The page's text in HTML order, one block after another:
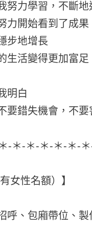
努力學習，不斷地
力開始看到了成果
步地增長
生活變得更加富足
明白
要錯失機會，不要
-＊-＊-＊-＊-＊-
女性名額）】
呼、包廂帶位、